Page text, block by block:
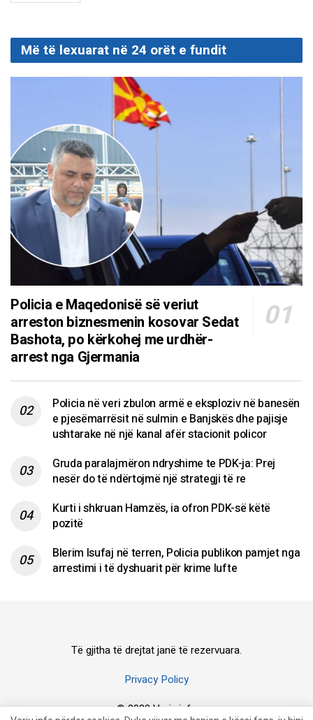
Më të lexuarat në 24 orët e fundit
Policia e Maqedonisë së veriut
arreston biznesmenin kosovar Sedat
Bashota, po kërkohej me urdhër-
arrest nga Gjermania
Policia në veri zbulon armë e eksploziv në banesën
e pjesëmarrësit në sulmin e Banjskës dhe pajisje
ushtarake në një kanal afër stacionit policor
Gruda paralajmëron ndryshime te PDK-ja: Prej
nesër do të ndërtojmë një strategji të re
Kurti i shkruan Hamzës, ia ofron PDK-së këtë
pozitë
Blerim Isufaj në terren, Policia publikon pamjet nga
arrestimi i të dyshuarit për krime lufte
Të gjitha të drejtat janë të rezervuara.
Privacy Policy
© 2023 Veriu.info